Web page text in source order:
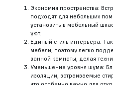
Экономия пространства:
подходят для небольших
установить в мебельный
уют.
Единый стиль интерьера:
мебели, поэтому легко
ванной комнаты, делая
Уменьшение уровня шума:
изоляции, встраиваемые